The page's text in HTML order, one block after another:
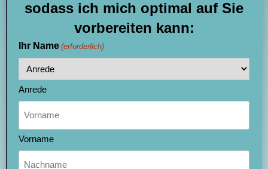
sodass ich mich optimal auf Sie
vorbereiten kann:
Ihr Name (erforderlich)
Anrede
Vorname